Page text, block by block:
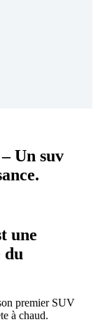
Un suv
une
du
premier SUV
à chaud.